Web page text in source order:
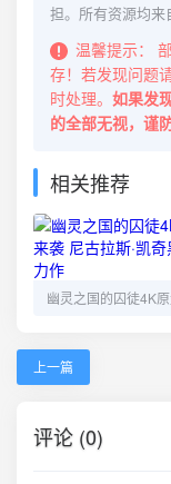
担。所有资源均来
温馨提示：
存！若发现问题
时处理。 如果发
的全部无视，谨
相关推荐
上一篇
评论 (0)